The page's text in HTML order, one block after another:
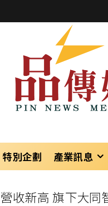
特別企劃 產業訊息
收新高 旗下大同